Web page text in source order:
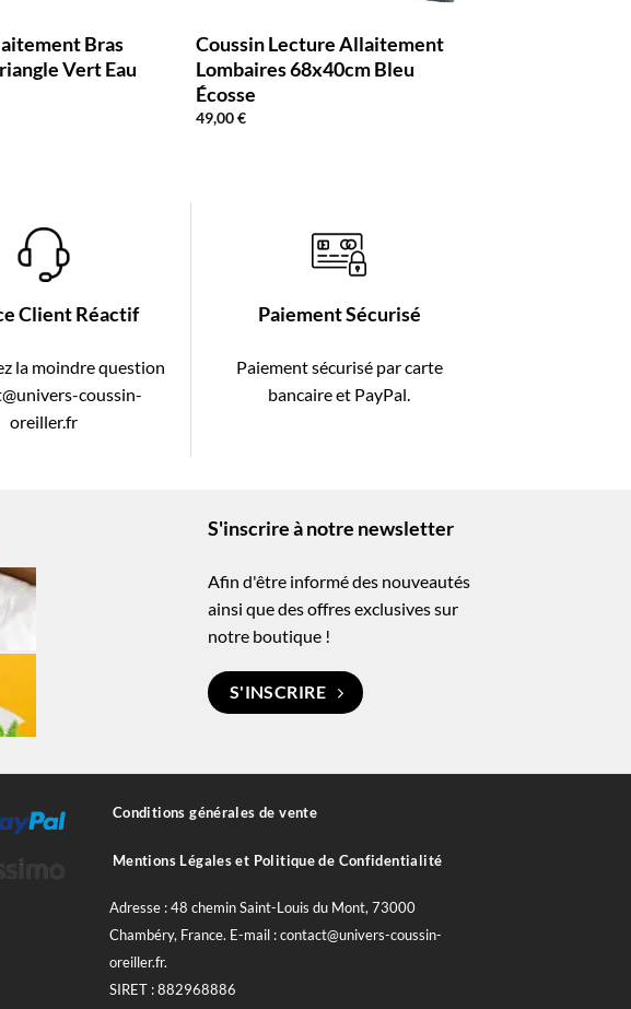
Bras
Vert Eau
Coussin Lecture Allaitement
Lombaires 68x40cm Bleu
Écosse
49,00€
Client Réactif
la moindre question
coussin-
oreiller.fr
Paiement Sécurisé
Paiement sécurisé par carte
bancaire et PayPal.
S'inscrire à notre newsletter
Afin d'être informé des nouveautés
ainsi que des offres exclusives sur
notre boutique !
S'INSCRIRE
Conditions générales de vente
Mentions Légales et Politique de Confidentialité
Adresse : 48 chemin Saint-Louis du Mont, 73000
Chambéry, France. E-mail : contact@univers-coussin-
oreiller.fr.
SIRET : 882968886